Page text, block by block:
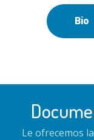
Bio
Le ofrecemos